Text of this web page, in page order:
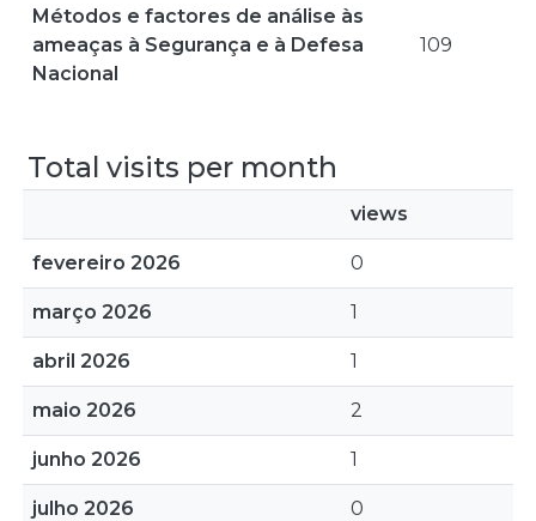
Métodos e factores de análise às
ameaças à Segurança e à Defesa
Nacional
109
Total visits per month
views
fevereiro 2026 0
março 2026 1
abril 2026 1
maio 2026 2
junho 2026 1
julho 2026 0